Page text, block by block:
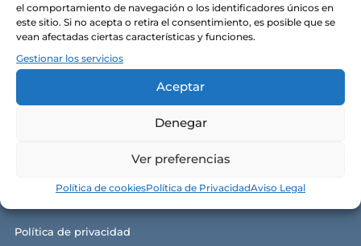
el comportamiento de navegación o los identificadores únicos en
este sitio. Si no acepta o retira el consentimiento, es posible que se
vean afectadas ciertas características y funciones.
Gestionar los servicios
Aceptar
Denegar
Ver preferencias
Política de cookiesPolítica de PrivacidadAviso Legal
Política de privacidad